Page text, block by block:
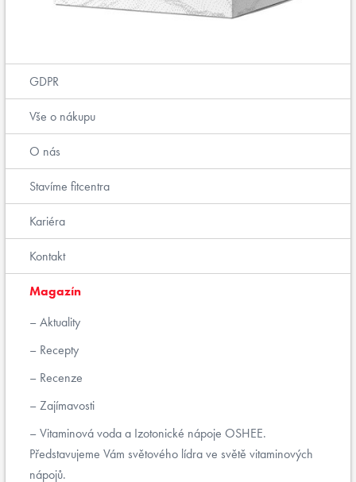
GDPR
Vše o nákupu
O nás
Stavíme fitcentra
Kariéra
Kontakt
Magazín
Aktuality
Recepty
Recenze
Zajímavosti
Vitaminová voda a Izotonické nápoje OSHEE.
Představujeme Vám světového lídra ve světě vitaminových
nápojů.